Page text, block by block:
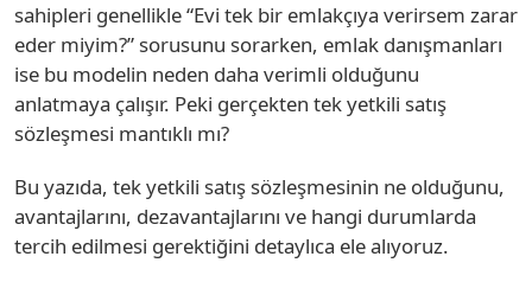
sahipleri genellikle “Evi tek bir emlakçıya verirsem zarar
eder miyim?” sorusunu sorarken, emlak danışmanları
ise bu modelin neden daha verimli olduğunu
anlatmaya çalışır. Peki gerçekten tek yetkili satış
sözleşmesi mantıklı mı?
Bu yazıda, tek yetkili satış sözleşmesinin ne olduğunu,
avantajlarını, dezavantajlarını ve hangi durumlarda
tercih edilmesi gerektiğini detaylıca ele alıyoruz.